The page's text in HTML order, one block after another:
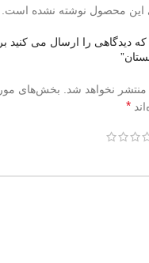
این محصول نوشته نشده است.
که دیدگاهی را ارسال می کنید
نخواهد شد.
بخش‌های
*